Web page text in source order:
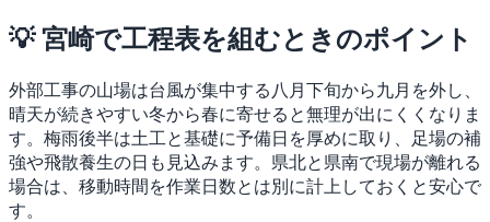
💡 宮崎で工程表を組むときのポイント
外部工事の山場は台風が集中する八月下旬から九月を外し、
晴天が続きやすい冬から春に寄せると無理が出にくくなりま
す。梅雨後半は土工と基礎に予備日を厚めに取り、足場の補
強や飛散養生の日も見込みます。県北と県南で現場が離れる
場合は、移動時間を作業日数とは別に計上しておくと安心で
す。